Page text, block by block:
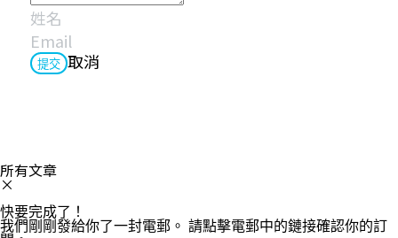
提交 取消
所有文章
×
快要完成了！
我們剛剛發給你了一封電郵。 請點擊電郵中的鏈接確認你的訂